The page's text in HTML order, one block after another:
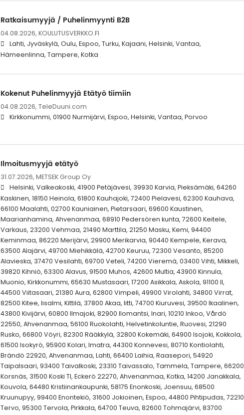
Ratkaisumyyjä / Puhelinmyynti B2B
04.08.2026, KOULUTUSVERKKO.FI
Lahti, Jyväskylä, Oulu, Espoo, Turku, Kajaani, Helsinki, Vantaa,
Hämeenlinna, Tampere, Kotka
Kokenut Puhelinmyyjä Etätyö tiimiin
04.08.2026, TeleDuuni.com
Kirkkonummi, 01900 Nurmijärvi, Espoo, Helsinki, Vantaa, Porvoo
Ilmoitusmyyjä etätyö
31.07.2026, METSEK Group Oy
Helsinki, Valkeakoski, 41900 Petäjävesi, 39930 Karvia, Pieksämäki, 64260
Kaskinen, 18150 Heinola, 61800 Kauhajoki, 72400 Pielavesi, 62300 Kauhava,
66100 Maalahti, 02700 Kauniainen, Pietarsaari, 69600 Kaustinen,
Maarianhamina, Ahvenanmaa, 68910 Pedersören kunta, 72600 Keitele,
Varkaus, 23200 Vehmaa, 21490 Marttila, 21250 Masku, Kemi, 94400
Keminmaa, 86220 Merijärvi, 29900 Merikarvia, 90440 Kempele, Kerava,
63500 Alajärvi, 49700 Miehikkälä, 42700 Keuruu, 72300 Vesanto, 85200
Alavieska, 37470 Vesilahti, 69700 Veteli, 74200 Vieremä, 03400 Vihti, Mikkeli,
39820 Kihniö, 63300 Alavus, 91500 Muhos, 42600 Multia, 43900 Kinnula,
Muonio, Kirkkonummi, 65630 Mustasaari, 17200 Asikkala, Askola, 91100 II,
44500 Viitasaari, 21380 Aura, 62800 Vimpeli, 49900 Virolahti, 34800 Virrat,
82500 Kitee, Iisalmi, Kittilä, 37800 Akaa, Iitti, 74700 Kiuruvesi, 39500 Ikaalinen,
43800 Kivijärvi, 60800 Ilmajoki, 82900 Ilomantsi, Inari, 10210 Inkoo, Vårdö
22550, Ahvenanmaa, 56100 Ruokolahti, Helvetinkoluntie, Ruovesi, 21290
Rusko, 66800 Vöyri, 82300 Rääkkylä, 32800 Kokemäki, 64900 Isojoki, Kokkola,
61500 Isokyrö, 95900 Kolari, Imatra, 44300 Konnevesi, 80710 Kontiolahti,
Brändö 22920, Ahvenanmaa, Lahti, 66400 Laihia, Raasepori, 54920
Taipalsaari, 93400 Taivalkoski, 23310 Taivassalo, Tammela, Tampere, 66200
Korsnäs, 31500 Koski Tl, Eckerö 22270, Ahvenanmaa, Kotka, 14200 Janakkala,
Kouvola, 64480 Kristiinankaupunki, 58175 Enonkoski, Joensuu, 68500
Kruunupyy, 99400 Enontekiö, 31600 Jokioinen, Espoo, 44800 Pihtipudas, 72210
Tervo, 95300 Tervola, Pirkkala, 64700 Teuva, 82600 Tohmajärvi, 83700